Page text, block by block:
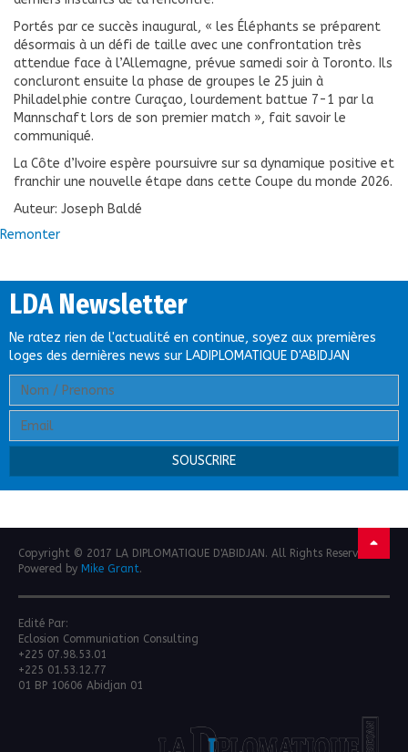
Portés par ce succès inaugural, « les Éléphants se préparent
désormais à un défi de taille avec une confrontation très
attendue face à l’Allemagne, prévue samedi soir à Toronto. Ils
concluront ensuite la phase de groupes le 25 juin à
Philadelphie contre Curaçao, lourdement battue 7-1 par la
Mannschaft lors de son premier match », fait savoir le
communiqué.
La Côte d’Ivoire espère poursuivre sur sa dynamique positive et
franchir une nouvelle étape dans cette Coupe du monde 2026.
Auteur: Joseph Baldé
Remonter
LDA Newsletter
Ne ratez rien de l'actualité en continue, soyez aux premières
loges des dernières news sur LADIPLOMATIQUE D'ABIDJAN
Copyright © 2017 LA DIPLOMATIQUE D'ABIDJAN. All Rights Reserved.
Powered by Mike Grant.
Edité Par:
Eclosion Communiation Consulting
+225 07.98.53.01
+225 01.53.12.77
01 BP 10606 Abidjan 01